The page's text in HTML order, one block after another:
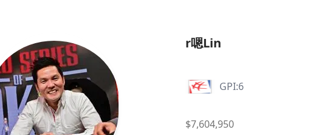
r嗯Lin
GPI:6
$7,604,950